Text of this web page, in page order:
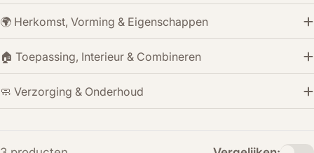
🌍 Herkomst, Vorming & Eigenschappen
🏠 Toepassing, Interieur & Combineren
🧼 Verzorging & Onderhoud